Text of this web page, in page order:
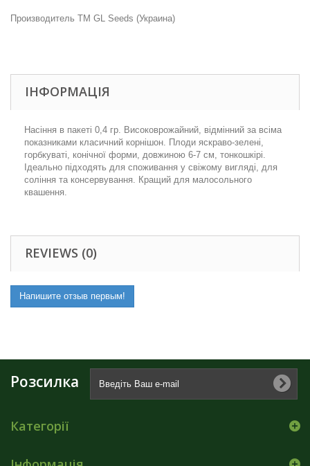
Производитель ТМ GL Seeds (Украина)
ІНФОРМАЦІЯ
Насіння в пакеті 0,4 гр. Високоврожайний, відмінний за всіма
показниками класичний корнішон. Плоди яскраво-зелені,
горбкуваті, конічної форми, довжиною 6-7 см, тонкошкірі.
Ідеально підходять для споживання у свіжому вигляді, для
соління та консервування. Кращий для малосольного
квашення.
REVIEWS (0)
Напишите отзыв первым!
Розсилка
Категорії